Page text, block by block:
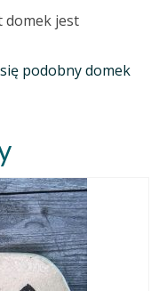
domek jest
podobny domek